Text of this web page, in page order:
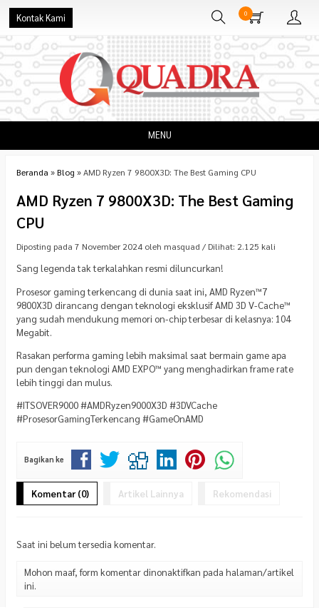
Kontak Kami 0
MENU
Beranda »Blog »AMD Ryzen 7 9800X3D: The Best Gaming CPU
AMD Ryzen 7 9800X3D: The Best Gaming
CPU
Diposting pada 7 November 2024 oleh masquad / Dilihat: 2.125 kali
Sang legenda tak terkalahkan resmi diluncurkan!
Prosesor gaming terkencang di dunia saat ini, AMD Ryzen™7
9800X3D dirancang dengan teknologi eksklusif AMD 3D V-Cache™
yang sudah mendukung memori on-chip terbesar di kelasnya: 104
Megabit.
Rasakan performa gaming lebih maksimal saat bermain game apa
pun dengan teknologi AMD EXPO™ yang menghadirkan frame rate
lebih tinggi dan mulus.
#ITSOVER9000 #AMDRyzen9000X3D #3DVCache
#ProsesorGamingTerkencang #GameOnAMD
Bagikan ke
Komentar (0) Artikel Lainnya Rekomendasi
Saat ini belum tersedia komentar.
Mohon maaf, form komentar dinonaktifkan pada halaman/artikel
ini.